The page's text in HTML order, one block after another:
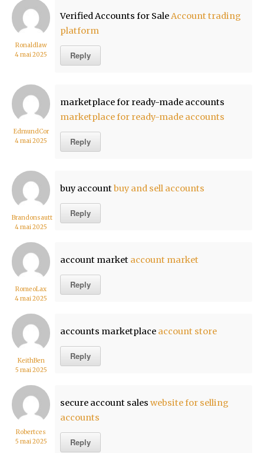
Ronaldlaw
4 mai 2025
Verified Accounts for SaleAccount trading
platform
Reply
EdmundCor
4 mai 2025
marketplace for ready-made accounts
marketplace for ready-made accounts
Reply
Brandonsautt
4 mai 2025
buy accountbuy and sell accounts
Reply
RomeoLax
4 mai 2025
account market account market
Reply
KeithBen
5 mai 2025
accounts marketplace account store
Reply
Robertces
5 mai 2025
secure account sales website for selling
accounts
Reply